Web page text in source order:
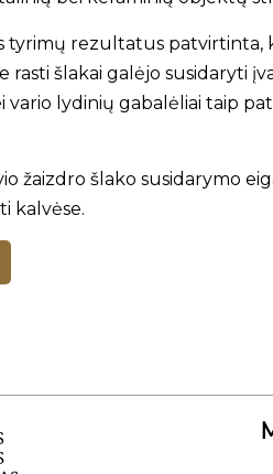
tyrimų rezultatus patvirtinta,
rasti šlakai galėjo susidaryti
vario lydinių gabalėliai taip
žaizdro šlako susidarymo
kalvėse.